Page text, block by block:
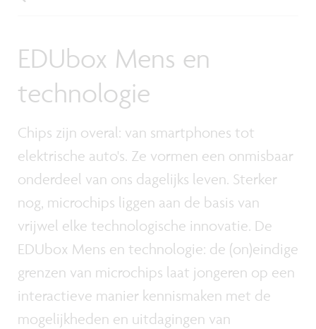
EDUbox Mens en
technologie
Chips zijn overal: van smartphones tot
elektrische auto's. Ze vormen een onmisbaar
onderdeel van ons dagelijks leven. Sterker
nog, microchips liggen aan de basis van
vrijwel elke technologische innovatie. De
EDUbox Mens en technologie: de (on)eindige
grenzen van microchips laat jongeren op een
interactieve manier kennismaken met de
mogelijkheden en uitdagingen van